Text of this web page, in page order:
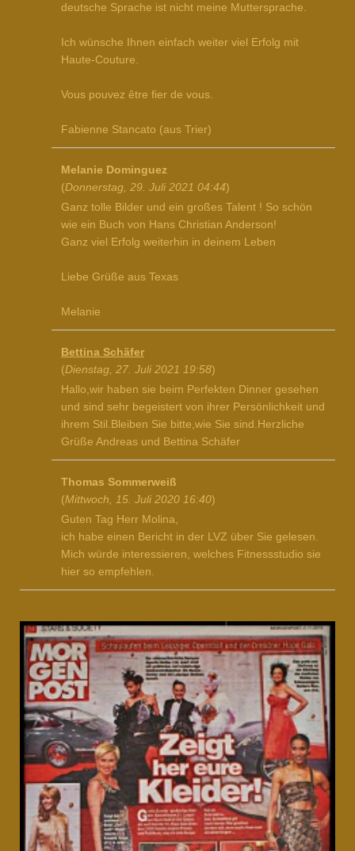
deutsche Sprache ist nicht meine Muttersprache.
Ich wünsche Ihnen einfach weiter viel Erfolg mit
Haute-Couture.
Vous pouvez être fier de vous.
Fabienne Stancato (aus Trier)
Melanie Dominguez
(Donnerstag, 29. Juli 2021 04:44)
Ganz tolle Bilder und ein großes Talent ! So schön
wie ein Buch von Hans Christian Anderson!
Ganz viel Erfolg weiterhin in deinem Leben
Liebe Grüße aus Texas
Melanie
Bettina Schäfer
(Dienstag, 27. Juli 2021 19:58)
Hallo,wir haben sie beim Perfekten Dinner gesehen
und sind sehr begeistert von ihrer Persönlichkeit und
ihrem Stil.Bleiben Sie bitte,wie Sie sind.Herzliche
Grüße Andreas und Bettina Schäfer
Thomas Sommerweiß
(Mittwoch, 15. Juli 2020 16:40)
Guten Tag Herr Molina,
ich habe einen Bericht in der LVZ über Sie gelesen.
Mich würde interessieren, welches Fitnessstudio sie
hier so empfehlen.